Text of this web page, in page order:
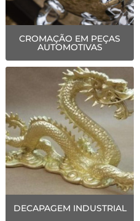
CROMAÇÃO EM PEÇAS
AUTOMOTIVAS
DECAPAGEM INDUSTRIAL